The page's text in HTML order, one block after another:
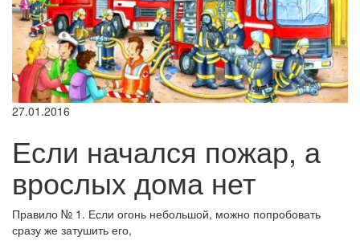
27.01.2016
Если начался пожар, а
врослых дома нет
Правило № 1. Если огонь небольшой, можно попробовать
сразу же затушить его,